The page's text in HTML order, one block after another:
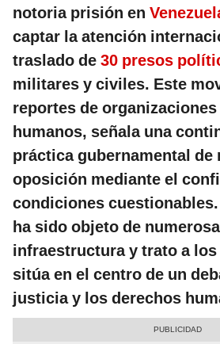
notoria prisión en
captar la atención
traslado de 30 presos
militares y civiles. Este
reportes de
humanos, señala una
práctica gubernamental de
oposición mediante el
condiciones
ha sido objeto de
infraestructura y trato a
sitúa en el centro de un
justicia y los derechos